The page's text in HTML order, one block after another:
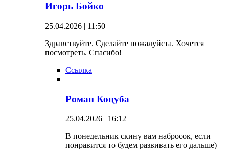
Игорь Бойко
25.04.2026 | 11:50
Здравствуйте. Сделайте пожалуйста. Хочется
посмотреть. Спасибо!
Ссылка
Роман Коцуба
25.04.2026 | 16:12
В понедельник скину вам набросок, если
понравится то будем развивать его дальше)